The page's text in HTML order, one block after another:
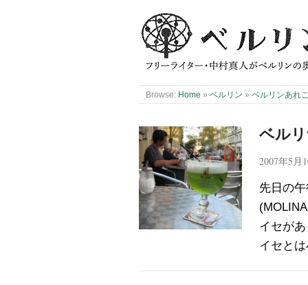
Browse: Home » ベルリン » ベルリンあれ
ベル
2007年5月
先日の
イセが
イセと